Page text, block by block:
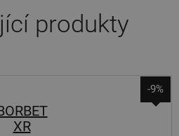
produkty
-9%
XR